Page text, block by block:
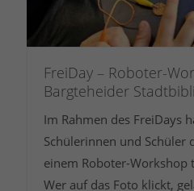
FreiDay – Roboter-
Bargteheider
Im Rahmen des FreiDays
Schülerinnen und Schüler
einem Roboter-Workshop
Wer auf das Foto klickt,